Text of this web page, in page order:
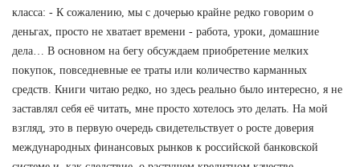
класса: - К сожалению, мы с дочерью крайне редко говорим о
деньгах, просто не хватает времени - работа, уроки, домашние
дела… В основном на бегу обсуждаем приобретение мелких
покупок, повседневные ее траты или количество карманных
средств. Книги читаю редко, но здесь реально было интересно, я не
заставлял себя её читать, мне просто хотелось это делать. На мой
взгляд, это в первую очередь свидетельствует о росте доверия
международных финансовых рынков к российской банковской